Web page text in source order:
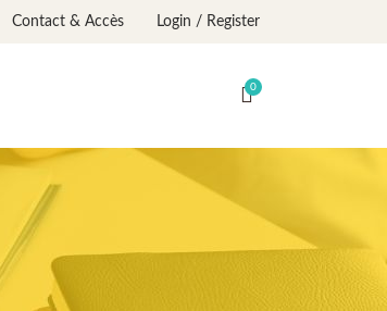
Contact & Accès Login / Register